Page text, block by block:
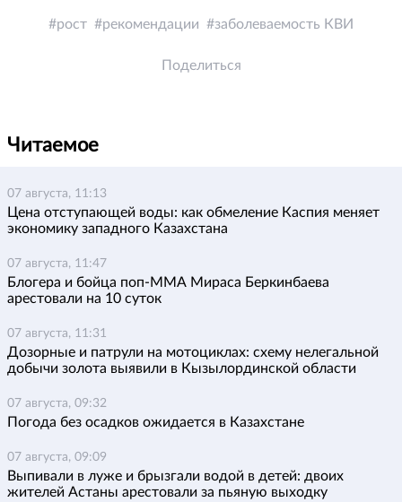
рост рекомендации заболеваемость КВИ
Поделиться
Читаемое
07 августа, 11:13
Цена отступающей воды: как обмеление Каспия меняет
экономику западного Казахстана
07 августа, 11:47
Блогера и бойца поп-ММА Мираса Беркинбаева
арестовали на 10 суток
07 августа, 11:31
Дозорные и патрули на мотоциклах: схему нелегальной
добычи золота выявили в Кызылординской области
07 августа, 09:32
Погода без осадков ожидается в Казахстане
07 августа, 09:09
Выпивали в луже и брызгали водой в детей: двоих
жителей Астаны арестовали за пьяную выходку